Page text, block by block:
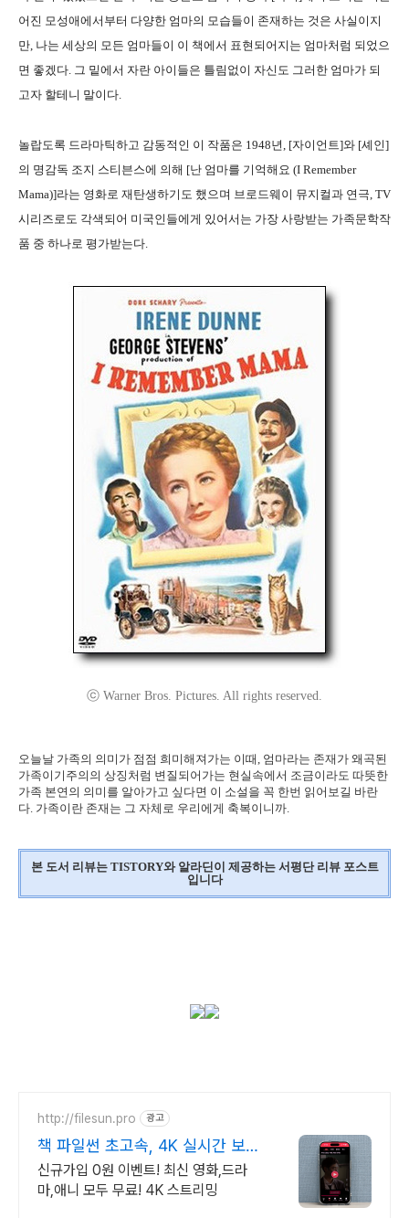
어진 모성애에서부터 다양한 엄마의 모습들이 존재하는 것은 사실이지
만, 나는 세상의 모든 엄마들이 이 책에서 표현되어지는 엄마처럼 되었으
면 좋겠다. 그 밑에서 자란 아이들은 틀림없이 자신도 그러한 엄마가 되
고자 할테니 말이다.
놀랍도록 드라마틱하고 감동적인 이 작품은 1948년, [자이언트]와 [셰인]
의 명감독 조지 스티븐스에 의해 [난 엄마를 기억해요 (I Remember
Mama)]라는 영화로 재탄생하기도 했으며 브로드웨이 뮤지컬과 연극, TV
시리즈로도 각색되어 미국인들에게 있어서는 가장 사랑받는 가족문학작
품 중 하나로 평가받는다.
ⓒ Warner Bros. Pictures. All rights reserved.
오늘날 가족의 의미가 점점 희미해져가는 이때, 엄마라는 존재가 왜곡된
가족이기주의의 상징처럼 변질되어가는 현실속에서 조금이라도 따뜻한
가족 본연의 의미를 알아가고 싶다면 이 소설을 꼭 한번 읽어보길 바란
다. 가족이란 존재는 그 자체로 우리에게 축복이니까.
본 도서 리뷰는 TISTORY와 알라딘이 제공하는 서평단 리뷰 포스트
입니다
http://filesun.pro 광고
책 파일썬 초고속, 4K 실시간 보
기!
신규가입 0원 이벤트! 최신 영화,드라
마,애니 모두 무료! 4K 스트리밍